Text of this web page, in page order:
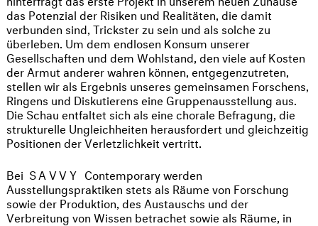
das Potenzial der Risiken und Realitäten, die damit
verbunden sind, Trickster zu sein und als solche zu
überleben. Um dem endlosen Konsum unserer
Gesellschaften und dem Wohlstand, den viele auf Kosten
der Armut anderer wahren können, entgegenzutreten,
stellen wir als Ergebnis unseres gemeinsamen Forschens,
Ringens und Diskutierens eine Gruppenausstellung aus.
Die Schau entfaltet sich als eine chorale Befragung, die
strukturelle Ungleichheiten herausfordert und gleichzeitig
Positionen der Verletzlichkeit vertritt.
Bei SAVVY Contemporary werden
Ausstellungspraktiken stets als Räume von Forschung
sowie der Produktion, des Austauschs und der
Verbreitung von Wissen betrachet sowie als Räume, in